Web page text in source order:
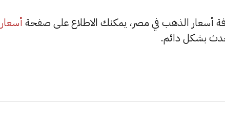
أسعار
بشكل دائم.